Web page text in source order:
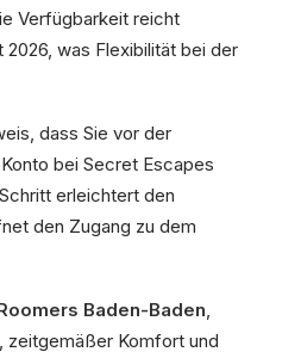
Verfügbarkeit reicht
was Flexibilität bei der
dass Sie vor der
bei Secret Escapes
erleichtert den
den Zugang zu dem
Baden-Baden
Komfort und